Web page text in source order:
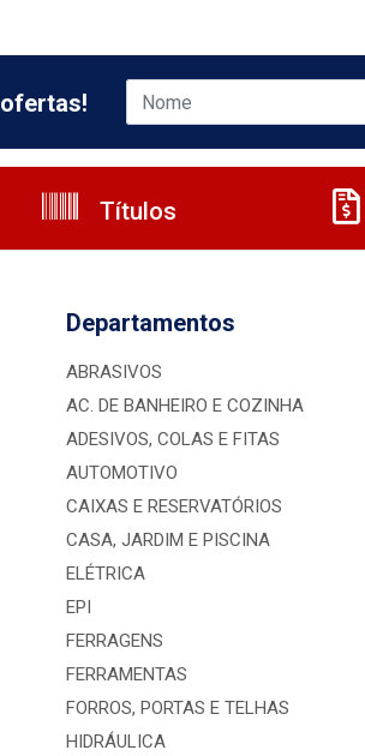
Títulos
Departamentos
ABRASIVOS
AC. DE BANHEIRO E COZINHA
ADESIVOS, COLAS E FITAS
AUTOMOTIVO
CAIXAS E RESERVATÓRIOS
CASA, JARDIM E PISCINA
ELÉTRICA
EPI
FERRAGENS
FERRAMENTAS
FORROS, PORTAS E TELHAS
HIDRÁULICA